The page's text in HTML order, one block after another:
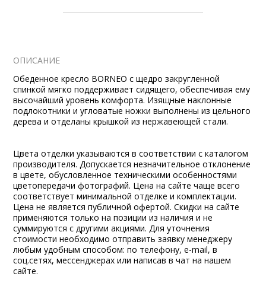
ОПИСАНИЕ
Обеденное кресло BORNEO с щедро закругленной
спинкой мягко поддерживает сидящего, обеспечивая ему
высочайший уровень комфорта. Изящные наклонные
подлокотники и угловатые ножки выполнены из цельного
дерева и отделаны крышкой из нержавеющей стали.
Цвета отделки указываются в соответствии с каталогом
производителя. Допускается незначительное отклонение
в цвете, обусловленное техническими особенностями
цветопередачи фотографий. Цена на сайте чаще всего
соответствует минимальной отделке и комплектации.
Цена не является публичной офертой. Скидки на сайте
применяются только на позиции из наличия и не
суммируются с другими акциями. Для уточнения
стоимости необходимо отправить заявку менеджеру
любым удобным способом: по телефону, e-mail, в
соц.сетях, мессенджерах или написав в чат на нашем
сайте.